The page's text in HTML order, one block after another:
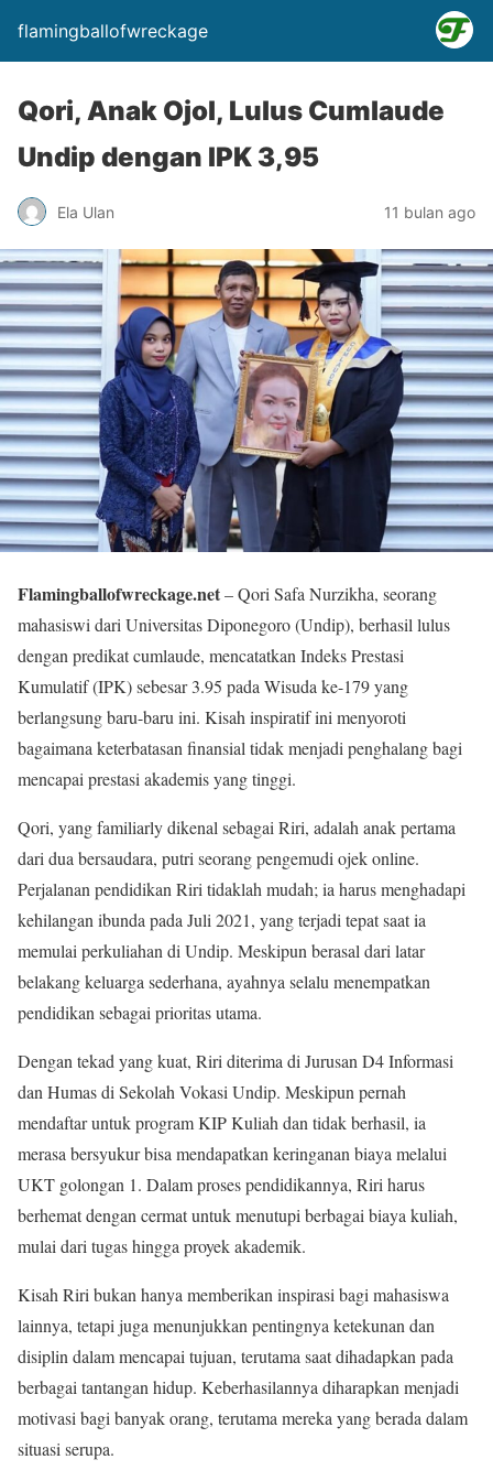
flamingballofwreckage
Qori, Anak Ojol, Lulus Cumlaude
Undip dengan IPK 3,95
Ela Ulan 11 bulan ago
Flamingballofwreckage.net– Qori Safa Nurzikha, seorang
mahasiswi dari Universitas Diponegoro (Undip), berhasil lulus
dengan predikat cumlaude, mencatatkan Indeks Prestasi
Kumulatif (IPK) sebesar 3.95 pada Wisuda ke-179 yang
berlangsung baru-baru ini. Kisah inspiratif ini menyoroti
bagaimana keterbatasan finansial tidak menjadi penghalang bagi
mencapai prestasi akademis yang tinggi.
Qori, yang familiarly dikenal sebagai Riri, adalah anak pertama
dari dua bersaudara, putri seorang pengemudi ojek online.
Perjalanan pendidikan Riri tidaklah mudah; ia harus menghadapi
kehilangan ibunda pada Juli 2021, yang terjadi tepat saat ia
memulai perkuliahan di Undip. Meskipun berasal dari latar
belakang keluarga sederhana, ayahnya selalu menempatkan
pendidikan sebagai prioritas utama.
Dengan tekad yang kuat, Riri diterima di Jurusan D4 Informasi
dan Humas di Sekolah Vokasi Undip. Meskipun pernah
mendaftar untuk program KIP Kuliah dan tidak berhasil, ia
merasa bersyukur bisa mendapatkan keringanan biaya melalui
UKT golongan 1. Dalam proses pendidikannya, Riri harus
berhemat dengan cermat untuk menutupi berbagai biaya kuliah,
mulai dari tugas hingga proyek akademik.
Kisah Riri bukan hanya memberikan inspirasi bagi mahasiswa
lainnya, tetapi juga menunjukkan pentingnya ketekunan dan
disiplin dalam mencapai tujuan, terutama saat dihadapkan pada
berbagai tantangan hidup. Keberhasilannya diharapkan menjadi
motivasi bagi banyak orang, terutama mereka yang berada dalam
situasi serupa.